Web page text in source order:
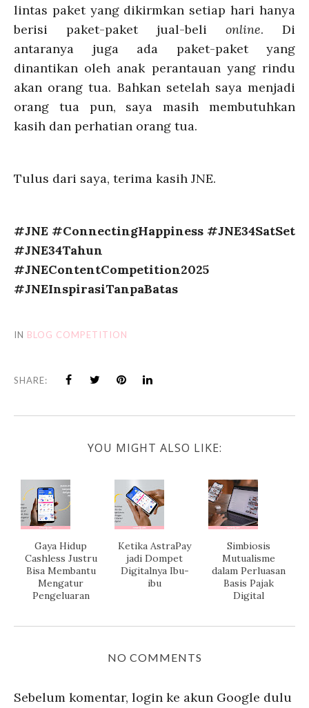
lintas paket yang dikirmkan setiap hari hanya
berisi paket-paket jual-beli online. Di
antaranya juga ada paket-paket yang
dinantikan oleh anak perantauan yang rindu
akan orang tua. Bahkan setelah saya menjadi
orang tua pun, saya masih membutuhkan
kasih dan perhatian orang tua.
Tulus dari saya, terima kasih JNE.
#JNE #ConnectingHappiness #JNE34SatSet
#JNE34Tahun
#JNEContentCompetition2025
#JNEInspirasiTanpaBatas
IN BLOG COMPETITION
SHARE:
YOU MIGHT ALSO LIKE:
Gaya Hidup
Cashless Justru
Bisa Membantu
Mengatur
Pengeluaran
Ketika AstraPay
jadi Dompet
Digitalnya Ibu-
ibu
Simbiosis
Mutualisme
dalam Perluasan
Basis Pajak
Digital
NO COMMENTS
Sebelum komentar, login ke akun Google dulu